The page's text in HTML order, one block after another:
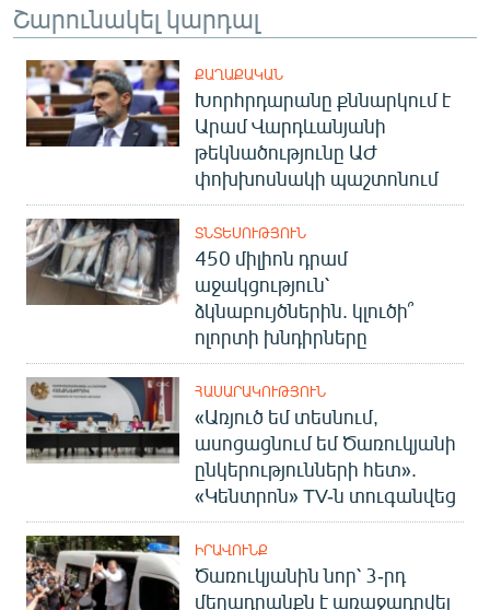
ՓՈԴՔԱՍԹ
Հայերեն
English
ՀԵՏԵՎԵՔ ՄԵԶ
«Ազատության» բոլոր կայքերը
Շարունակել կարդալ
ՔԱՂԱՔԱԿԱՆ
Խորհրդարանը քննարկում է
Արամ Վարդևանյանի
թեկնածությունը ԱԺ
փոխխոսնակի պաշտոնում
ՏՆՏԵՍՈՒԹՅՈՒՆ
450 միլիոն դրամ
աջակցություն՝
ձկնաբույծներին. կլուծի՞
ոլորտի խնդիրները
ՀԱՍԱՐԱԿՈՒԹՅՈՒՆ
«Առյուծ եմ տեսնում,
ասոցացնում եմ Ծառուկյանի
ընկերությունների հետ».
«Կենտրոն» TV-ն տուգանվեց
ԻՐԱՎՈՒՆՔ
Ծառուկյանին նոր՝ 3-րդ
մեղադրանքն է առաջադրվել